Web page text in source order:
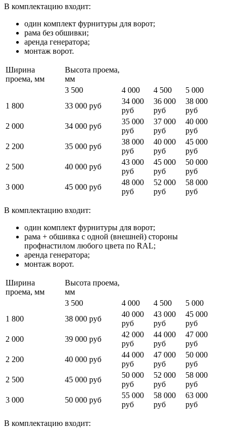
В комплектацию входит:
один комплект фурнитуры для ворот;
рама без обшивки;
аренда генератора;
монтаж ворот.
Ширина
проема, мм
Высота проема,
мм
3 500
4 000 4 500
5 000
1 800
33 000 руб
34 000
руб
36 000
руб
38 000
руб
2 000
34 000 руб
35 000
руб
37 000
руб
40 000
руб
2 200
35 000 руб
38 000
руб
40 000
руб
45 000
руб
2 500
40 000 руб
43 000
руб
45 000
руб
50 000
руб
3 000
45 000 руб
48 000
руб
52 000
руб
58 000
руб
В комплектацию входит:
один комплект фурнитуры для ворот;
рама + обшивка с одной (внешней) стороны
профнастилом любого цвета по RAL;
аренда генератора;
монтаж ворот.
Ширина
проема, мм
Высота проема,
мм
3 500
4 000 4 500
5 000
1 800
38 000 руб
40 000
руб
43 000
руб
45 000
руб
2 000
39 000 руб
42 000
руб
44 000
руб
47 000
руб
2 200
40 000 руб
44 000
руб
47 000
руб
50 000
руб
2 500
45 000 руб
50 000
руб
52 000
руб
58 000
руб
3 000
50 000 руб
55 000
руб
58 000
руб
63 000
руб
В комплектацию входит: